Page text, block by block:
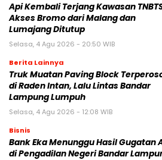
Api Kembali Terjang Kawasan
Akses Bromo dari Malang dan
Lumajang Ditutup
Selasa, 4 Agu 2026 - 20:50 WIB
Berita Lainnya
Truk Muatan Paving Block
di Raden Intan, Lalu Lintas Bandar
Lampung Lumpuh
Selasa, 4 Agu 2026 - 12:08 WIB
Bisnis
Bank Eka Menunggu Hasil Gugatan
di Pengadilan Negeri Bandar